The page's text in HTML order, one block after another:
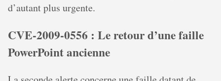
d’autant plus urgente.
CVE-2009-0556 : Le retour d’une faille
PowerPoint ancienne